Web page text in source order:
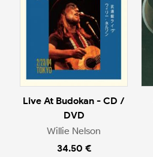
Live At Budokan - CD /
DVD
Willie Nelson
34.50 €